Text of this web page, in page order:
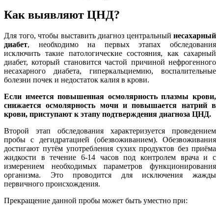
Как выявляют ЦНД?
Для того, чтобы выставить диагноз центральный несахарный
диабет, необходимо на первых этапах обследования
исключить такие патологические состояния, как сахарный
диабет, который становится частой причиной нефрогенного
несахарного диабета, гиперкальциемию, воспалительные
болезни почек и недостаток калия в крови.
Если имеется повышенная осмолярность плазмы крови,
снижается осмолярность мочи и повышается натрий в
крови, приступают к этапу подтверждения диагноза ЦНД.
Второй этап обследования характеризуется проведением
пробы с дегидратацией (обезвоживанием). Обезвоживания
достигают путём употребления сухих продуктов без приёма
жидкости в течение 6-14 часов под контролем врача и с
измерением необходимых параметров функционирования
организма. Это проводится для исключения жажды
первичного происхождения.
Прекращение данной пробы может быть уместно при: